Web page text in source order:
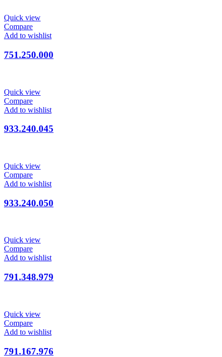
Quick view
Compare
Add to wishlist
751.250.000
Quick view
Compare
Add to wishlist
933.240.045
Quick view
Compare
Add to wishlist
933.240.050
Quick view
Compare
Add to wishlist
791.348.979
Quick view
Compare
Add to wishlist
791.167.976